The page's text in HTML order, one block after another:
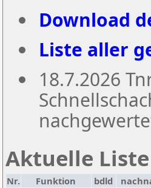
Download
Liste aller
18.7.2026
Aktuelle
Nr. Funktion bdld